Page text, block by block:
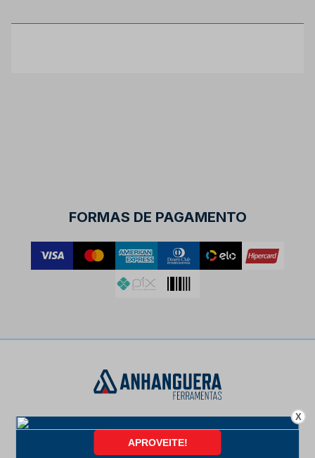
FORMAS DE PAGAMENTO
Da nossa fundação, em 17 de abril de 1995 na cidade de
Campinas-SP, até hoje, fazemos tudo que está ao nosso
alcance para oferecer uma linha completa de ferramentas
X